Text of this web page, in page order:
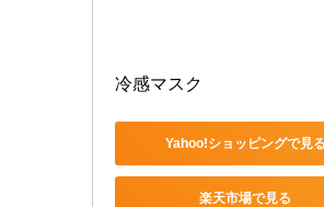
冷感マスク
Yahoo!ショッピングで見る
楽天市場で見る